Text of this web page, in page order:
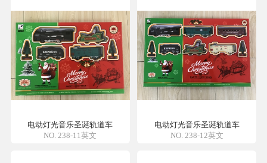
电动灯光音乐圣诞轨道车
NO. 238-11英文
电动灯光音乐圣诞轨道车
NO. 238-12英文